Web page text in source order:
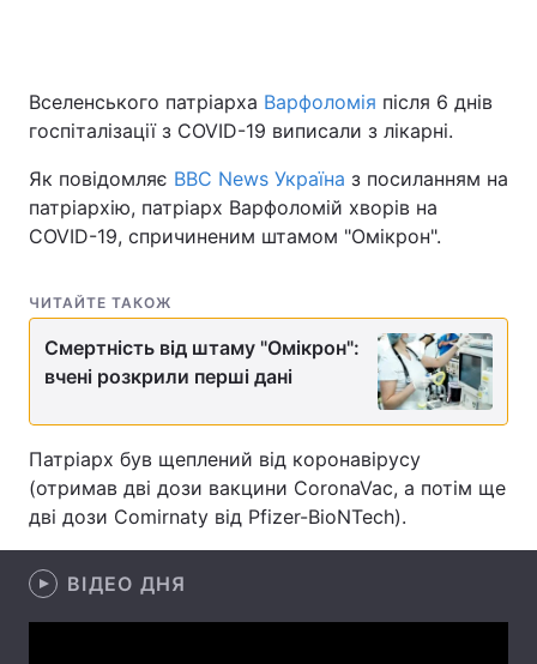
Головна Війна
Україна Політика
Економіка Світ
Спорт
Техно і зв'язок Лайт
Здоров'я Туризм
Цікавинки
Екологія Регіони
Вселенського патріарха Варфоломія після 6 днів
госпіталізації з COVID-19 виписали з лікарні.
Як повідомляє ВВС News Україна з посиланням на
патріархію, патріарх Варфоломій хворів на
COVID-19, спричиненим штамом "Омікрон".
ЧИТАЙТЕ ТАКОЖ
Смертність від штаму "Омікрон":
вчені розкрили перші дані
Патріарх був щеплений від коронавірусу
(отримав дві дози вакцини CoronaVac, а потім ще
дві дози Comirnaty від Pfizer-BioNTech).
ВІДЕО ДНЯ